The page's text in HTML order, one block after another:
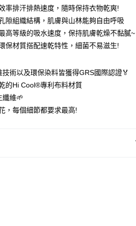
第一商業銀行
彰化商業銀行
兆豐國際商業銀行
台中商業銀行
行
遠東國際商業銀行
星展（台灣）商業銀行
NT$288 21家銀行
第一商業銀行
彰化商業銀行
台北富邦商業銀行
行
華泰商業銀行
遠東國際商業銀行
中國信託商業銀行
期NT$144 21家銀行
第一商業銀行
彰化商業銀行
台中商業銀行
行
華泰商業銀行
永豐商業銀行
期NT$72 20家銀行
第一商業銀行
台北富邦商業銀行
臺灣中小企業銀行
元大商業銀行
】
你分期」，訂單成立後會自動跳轉到大哥付的交易
選擇欲分期的期數、繳款截止日，確認付款後即
」】
率排汗排熱速度，隨時保持衣物乾爽!
隙組織結構，肌膚與山林能夠自由呼吸
高等級的吸水速度，保持肌膚乾燥不黏膩~
保材質搭配速乾特性，細菌不易滋生!
技術以及環保染料皆獲得GRS國際認證🏅
的Hi Cool®專利布料材質
纖維🌱
，每個細節都要求最高!